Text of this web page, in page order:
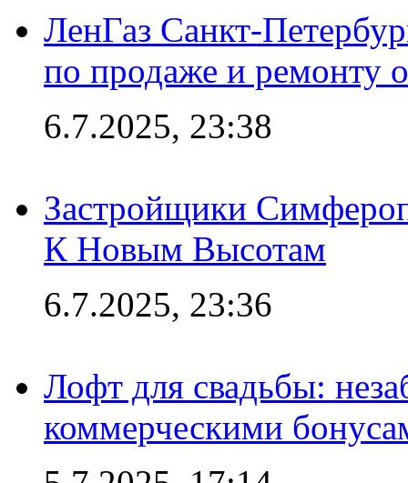
ЛенГаз Санкт-
по продаже и ремонту
6.7.2025, 23:38
Застройщики
К Новым Высотам
6.7.2025, 23:36
Лофт для свадьбы:
коммерческими